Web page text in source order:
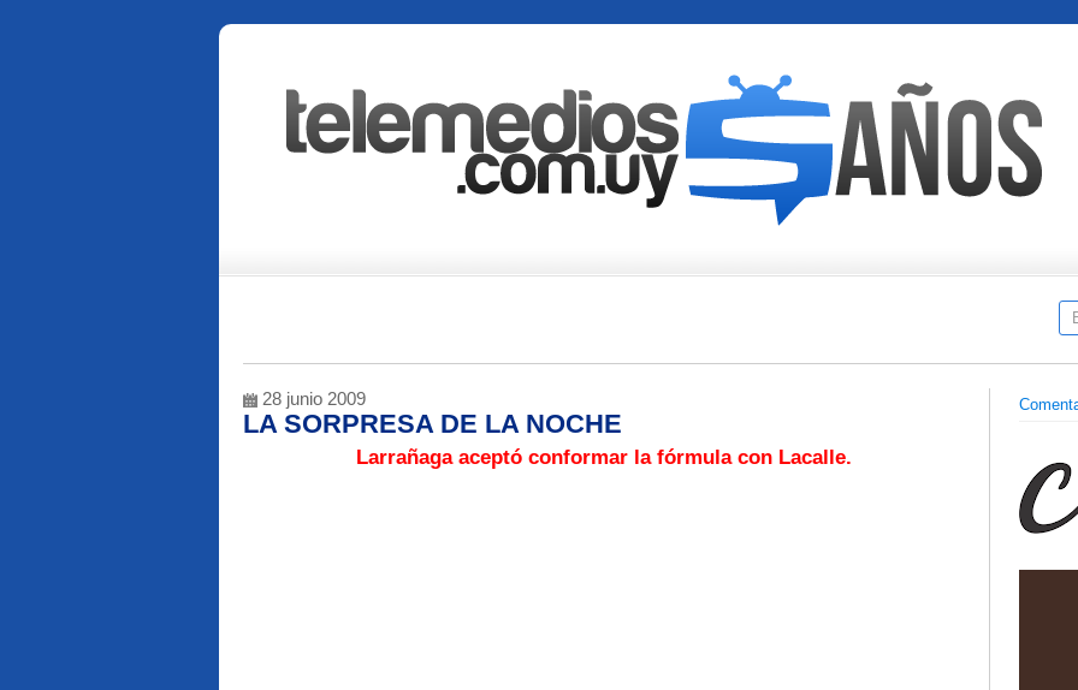
28 junio 2009
LA SORPRESA DE LA NOCHE
Larrañaga aceptó conformar la fórmula con Lacalle.